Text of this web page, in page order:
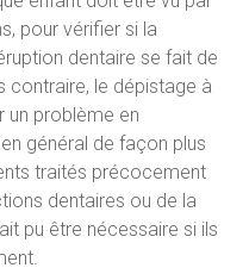
pour vérifier si la
dentaire se fait de
le dépistage à
un problème en
général de façon plus
traités précocement
dentaires ou de la
pu être nécessaire si ils